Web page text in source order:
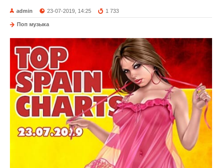
admin 23-07-2019, 14:25 1 733
Поп музыка